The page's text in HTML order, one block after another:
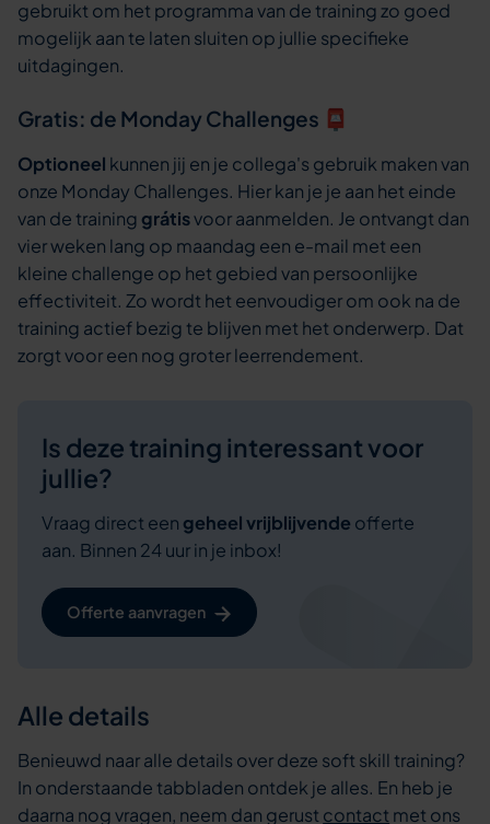
gebruikt om het programma van de training zo goed
mogelijk aan te laten sluiten op jullie specifieke
uitdagingen.
Gratis: de Monday Challenges 📮
Optioneel kunnen jij en je collega's gebruik maken van
onze Monday Challenges. Hier kan je je aan het einde
van de training grátisvoor aanmelden. Je ontvangt dan
vier weken lang op maandag een e-mail met een
kleine challenge op het gebied van persoonlijke
effectiviteit. Zo wordt het eenvoudiger om ook na de
training actief bezig te blijven met het onderwerp. Dat
zorgt voor een nog groter leerrendement.
Is deze training interessant voor
jullie?
Vraag direct een geheel vrijblijvende offerte
aan. Binnen 24 uur in je inbox!
Offerte aanvragen
Alle details
Benieuwd naar alle details over deze soft skill training?
In onderstaande tabbladen ontdek je alles. En heb je
daarna nog vragen, neem dan gerust contact met ons